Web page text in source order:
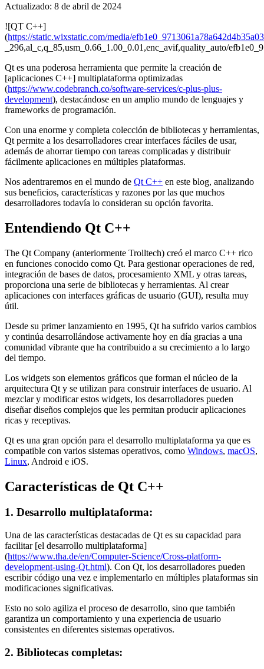
Actualizado: 8 de abril de 2024
![QT C++]
(https://static.wixstatic.com/media/
_296,al_c,q_85,usm_0.66_1.00_0.01,enc_avif,quality_auto/
Qt es una poderosa herramienta que permite la creación de
[aplicaciones C++] multiplataforma optimizadas
(https://www.codebranch.co/software-services/c-plus-plus-
development), destacándose en un amplio mundo de lenguajes y
frameworks de programación.
Con una enorme y completa colección de bibliotecas y herramientas,
Qt permite a los desarrolladores crear interfaces fáciles de usar,
además de ahorrar tiempo con tareas complicadas y distribuir
fácilmente aplicaciones en múltiples plataformas.
Nos adentraremos en el mundo de Qt C++ en este blog, analizando
sus beneficios, características y razones por las que muchos
desarrolladores todavía lo consideran su opción favorita.
Entendiendo Qt C++
The Qt Company (anteriormente Trolltech) creó el marco C++ rico
en funciones conocido como Qt. Para gestionar operaciones de red,
integración de bases de datos, procesamiento XML y otras tareas,
proporciona una serie de bibliotecas y herramientas. Al crear
aplicaciones con interfaces gráficas de usuario (GUI), resulta muy
útil.
Desde su primer lanzamiento en 1995, Qt ha sufrido varios cambios
y continúa desarrollándose activamente hoy en día gracias a una
comunidad vibrante que ha contribuido a su crecimiento a lo largo
del tiempo.
Los widgets son elementos gráficos que forman el núcleo de la
arquitectura Qt y se utilizan para construir interfaces de usuario. Al
mezclar y modificar estos widgets, los desarrolladores pueden
diseñar diseños complejos que les permitan producir aplicaciones
ricas y receptivas.
Qt es una gran opción para el desarrollo multiplataforma ya que es
compatible con varios sistemas operativos, como Windows, macOS,
Linux, Android e iOS.
Características de Qt C++
1. Desarrollo multiplataforma:
Una de las características destacadas de Qt es su capacidad para
facilitar [el desarrollo multiplataforma]
(https://www.tha.de/en/Computer-Science/Cross-platform-
development-using-Qt.html). Con Qt, los desarrolladores pueden
escribir código una vez e implementarlo en múltiples plataformas sin
modificaciones significativas.
Esto no solo agiliza el proceso de desarrollo, sino que también
garantiza un comportamiento y una experiencia de usuario
consistentes en diferentes sistemas operativos.
2. Bibliotecas completas: